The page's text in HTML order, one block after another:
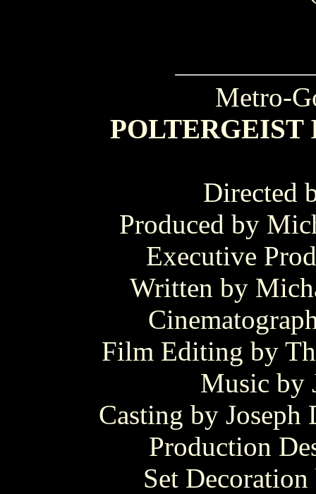
Metro-
Directed
Produced by
Executive
Written by
Film Editing by
Music by
Casting by
Production
Set